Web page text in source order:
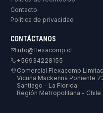
Contacto
Política de privacidad
CONTÁCTANOS
info@flexacomp.cl
+56934228155
Comercial Flexacomp
Vicuña Mackenna Poniente
Santiago - La Florida
Región Metropolitana - Chile